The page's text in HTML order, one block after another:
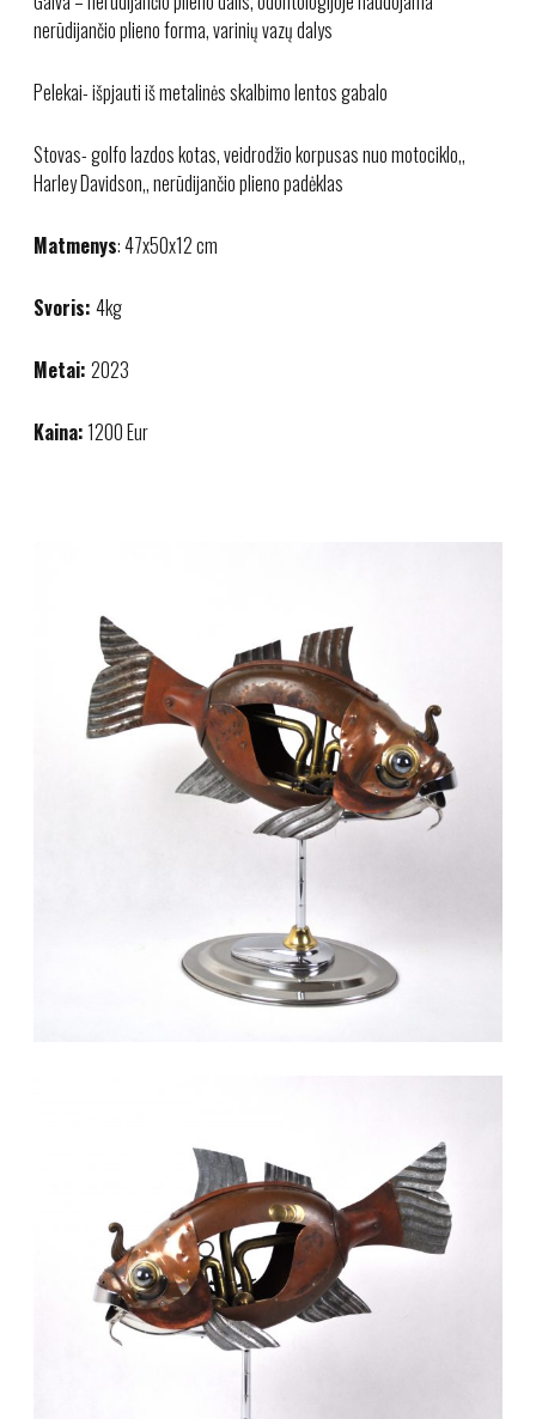
nerūdijančio plieno forma, varinių vazų dalys
Pelekai- išpjauti iš metalinės skalbimo lentos gabalo
Stovas- golfo lazdos kotas, veidrodžio korpusas nuo motociklo,,
Harley Davidson,, nerūdijančio plieno padėklas
Matmenys: 47x50x12 cm
Svoris: 4kg
Metai: 2023
Kaina:1200 Eur